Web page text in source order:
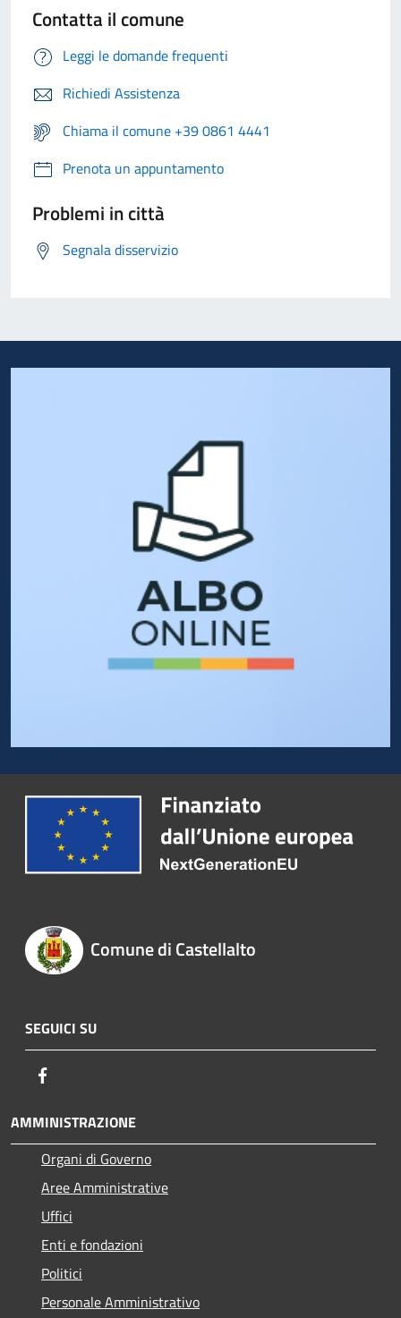
Contatta il comune
Leggi le domande frequenti
Richiedi Assistenza
Chiama il comune +39 0861 4441
Prenota un appuntamento
Problemi in città
Segnala disservizio
Comune di Castellalto
SEGUICI SU
AMMINISTRAZIONE
Organi di Governo
Aree Amministrative
Uffici
Enti e fondazioni
Politici
Personale Amministrativo